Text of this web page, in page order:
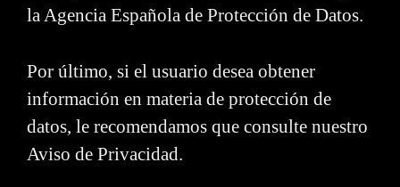
la Agencia Española de Protección de Datos.
Por último, si el usuario desea obtener
información en materia de protección de
datos, le recomendamos que consulte nuestro
Aviso de Privacidad.